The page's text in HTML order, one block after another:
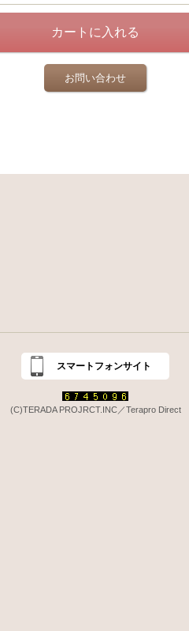
お問い合わせ
スマートフォンサイト
(C)TERADA PROJRCT.INC／Terapro Direct